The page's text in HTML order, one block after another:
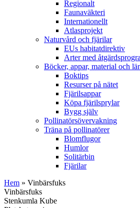
Regionalt
Faunaväkteri
Internationellt
Atlasprojekt
Naturvård och fjärilar
EUs habitatdirektiv
Arter med
Böcker, appar, material och
Boktips
Resurser på nätet
Fjärilsappar
Köpa fjärilsprylar
Bygg själv
Pollinatörsövervakning
Träna på pollinatörer
Blomflugor
Humlor
Solitärbin
Fjärilar
Hem » Vinbärsfuks
Vinbärsfuks
Stenkumla Kube